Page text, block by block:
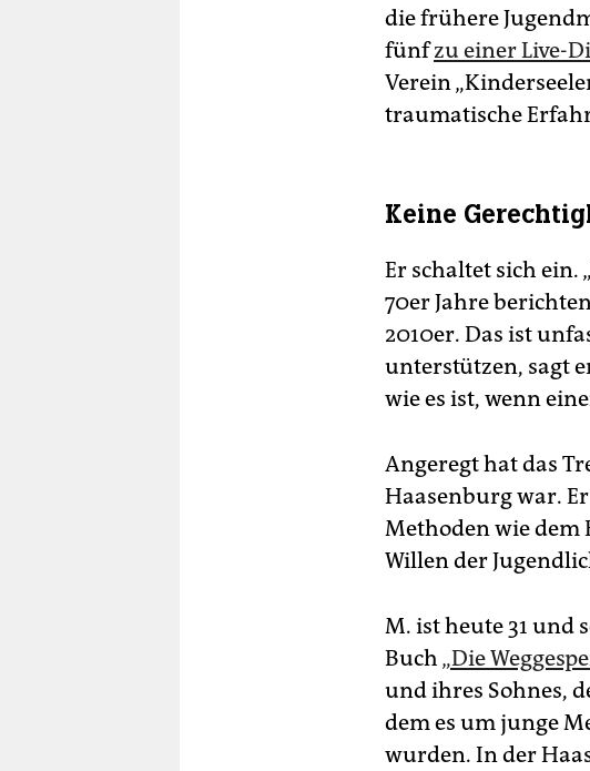
die frühere
fünfzu einer Live-
Verein
traumatische
Keine
Er schaltet sich
70er Jahre
2010er. Das ist
unterstützen, sagt
wie es ist, wenn
Angeregt hat das
Haasenburg war.
Methoden wie dem
Willen der
M. ist heute 31 und
Buch „Die
und ihres Sohnes,
dem es um junge
wurden. In der